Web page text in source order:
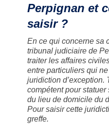
Perpignan et
saisir ?
En ce qui concerne sa
tribunal judiciaire de
traiter les affaires
entre particuliers qui
juridiction d’exception.
compétent pour statuer
du lieu de domicile du
Pour saisir cette
greffe.